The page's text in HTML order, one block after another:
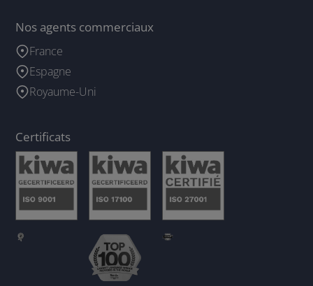
Nos agents commerciaux
France
Espagne
Royaume-Uni
Certificats